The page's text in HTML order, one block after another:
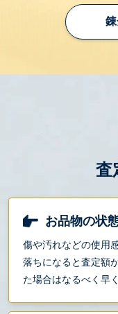
査
お品物の状
傷や汚れなどの使用
落ちになると査定額
た場合はなるべく早